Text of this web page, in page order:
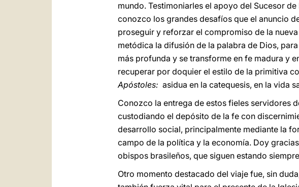
mundo. Testimoniarles el apoyo del Sucesor
conozco los grandes desafíos que el anuncio
proseguir y reforzar el compromiso de la
metódica la difusión de la palabra de Dios,
más profunda y se transforme en fe madura y
recuperar por doquier el estilo de la primitiva
Apóstoles: asidua en la catequesis, en la vida
Conozco la entrega de estos fieles servidores
custodiando el depósito de la fe con
desarrollo social, principalmente mediante la
campo de la política y la economía. Doy
obispos brasileños, que siguen estando
Otro momento destacado del viaje fue, sin